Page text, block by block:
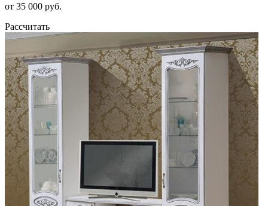
от 35 000 руб.
Рассчитать